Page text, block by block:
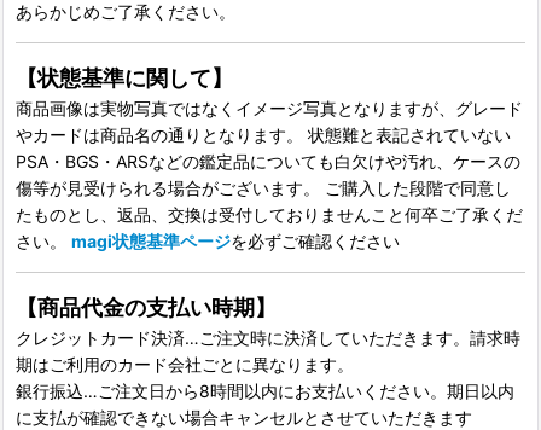
あらかじめご了承ください。
【状態基準に関して】
商品画像は実物写真ではなくイメージ写真となりますが、グレード
やカードは商品名の通りとなります。 状態難と表記されていない
PSA・BGS・ARSなどの鑑定品についても白欠けや汚れ、ケースの
傷等が見受けられる場合がございます。 ご購入した段階で同意し
たものとし、返品、交換は受付しておりませんこと何卒ご了承くだ
さい。 magi状態基準ページを必ずご確認ください
【商品代金の支払い時期】
クレジットカード決済…ご注文時に決済していただきます。請求時
期はご利用のカード会社ごとに異なります。
銀行振込…ご注文日から8時間以内にお支払いください。期日以内
に支払が確認できない場合キャンセルとさせていただきます